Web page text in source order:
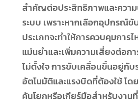
สำคัญต่อประสิทธิภาพและควา
ระบบ เพราะหากเลือกอุปกรณ์
ประเภทจะทำให้การควบคุมการ
แม่นยำและเพิ่มความเสี่ยงต่อก
ไม่ตั้งใจ การขับเคลื่อนขึ้นอยู่กับ
อัตโนมัติและแรงบิดที่ต้องใช้ โ
คันโยกหรือเกียร์มือสำหรับงาน